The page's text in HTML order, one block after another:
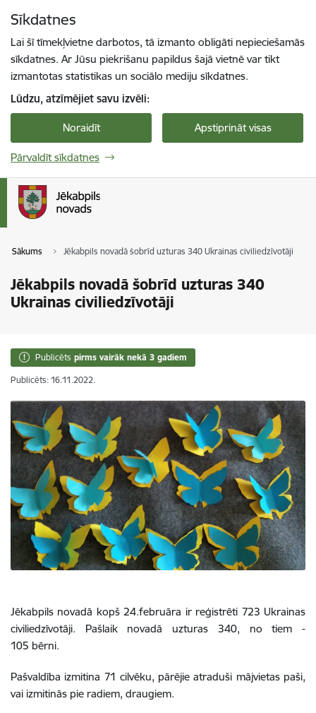
Sīkdatnes
Lai šī tīmekļvietne darbotos, tā izmanto obligāti nepieciešamās
sīkdatnes. Ar Jūsu piekrišanu papildus šajā vietnē var tikt
izmantotas statistikas un sociālo mediju sīkdatnes.
Lūdzu, atzīmējiet savu izvēli:
Noraidīt Apstiprināt visas
Pārvaldīt sīkdatnes
Sākums Jēkabpils novadā šobrīd uzturas 340 Ukrainas civiliedzīvotāji
Jēkabpils novadā šobrīd uzturas 340
Ukrainas civiliedzīvotāji
Publicēts pirms vairāk nekā 3 gadiem
Publicēts: 16.11.2022.
Jēkabpils novadā kopš 24.februāra ir reģistrēti 723 Ukrainas
civiliedzīvotāji. Pašlaik novadā uzturas 340, no tiem -
105 bērni.
Pašvaldība izmitina 71 cilvēku, pārējie atraduši mājvietas paši,
vai izmitinās pie radiem, draugiem.